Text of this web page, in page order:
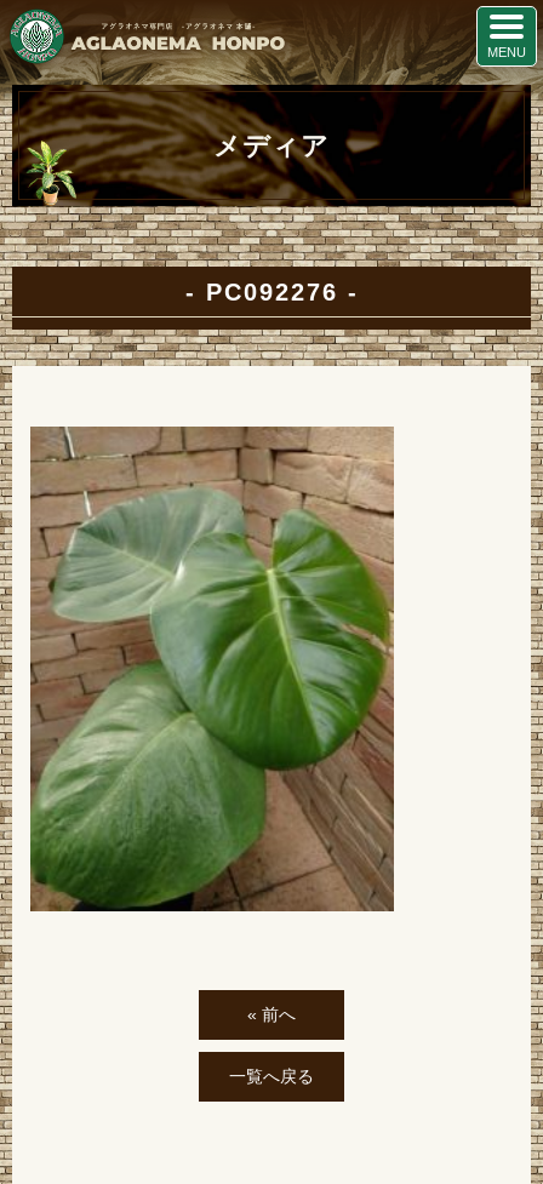
メディア
PC092276
« 前へ
一覧へ戻る